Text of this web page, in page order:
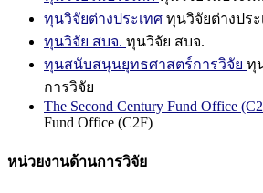
ทุนวิจัยต่างประเทศ ทุนวิจัยต่างประ
ทุนวิจัย สบจ. ทุนวิจัย สบจ.
ทุนสนับสนุนยุทธศาสตร์การวิจัย ทุ
การวิจัย
The Second Century Fund Office
Fund Office (C2F)
หน่วยงานด้านการวิจัย